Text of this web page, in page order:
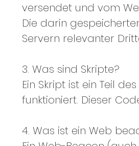
versendet und vom
Die darin
Servern relevanter
3. Was sind Skripte?
Ein Skript ist ein Teil
funktioniert. Dieser
4. Was ist ein Web